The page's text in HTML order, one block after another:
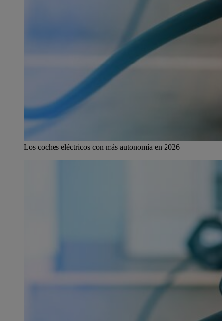
Los coches eléctricos con más autonomía en 2026